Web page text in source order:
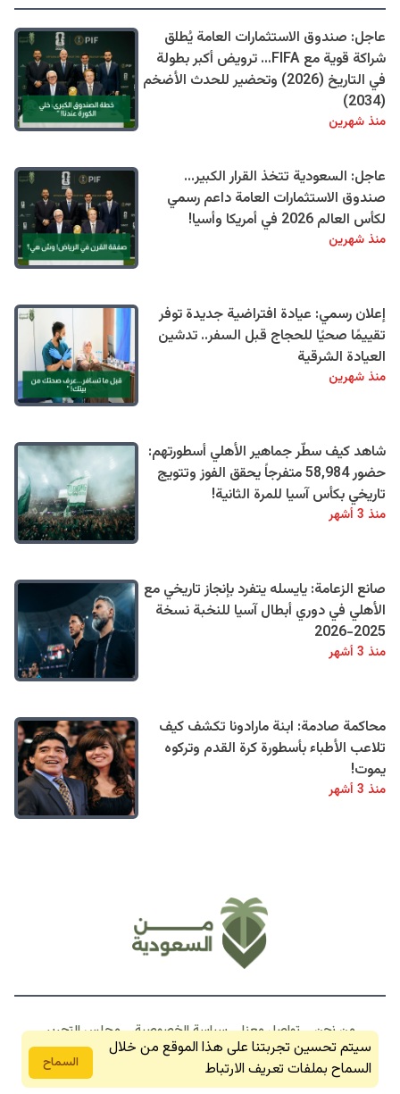
خبـر عـاجـل
عاجل: صندوق الاستثمارات العامة يُطلق
شراكة قوية مع FIFA… ترويض أكبر بطولة
في التاريخ (2026) وتحضير للحدث الأضخم
(2034)
منذ شهرين
عاجل: السعودية تتخذ القرار الكبير...
صندوق الاستثمارات العامة داعم رسمي
لكأس العالم 2026 في أمريكا وأسيا!
منذ شهرين
إعلان رسمي: عيادة افتراضية جديدة توفر
تقييمًا صحيًا للحجاج قبل السفر.. تدشين
العيادة الشرقية
منذ شهرين
شاهد كيف سطّر جماهير الأهلي أسطورتهم:
حضور 58,984 متفرجاً يحقق الفوز وتتويج
تاريخي بكأس آسيا للمرة الثانية!
منذ 3 أشهر
صانع الزعامة: يايسله يتفرد بإنجاز تاريخي مع
الأهلي في دوري أبطال آسيا للنخبة نسخة
2025-2026
منذ 3 أشهر
محاكمة صادمة: ابنة مارادونا تكشف كيف
تلاعب الأطباء بأسطورة كرة القدم وتركوه
يموت!
منذ 3 أشهر
من نحن تواصل معنا سياسة الخصوصية
مجلس التحرير
اتفاقية الاستخدام
من السعودية 2026 © جمبع الحقوق محفوظة
سيتم تحسين تجربتنا على هذا الموقع من خلال
السماح بملفات تعريف الارتباط
السماح